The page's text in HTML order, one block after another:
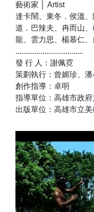
藝術家 │ Artist
達卡鬧、東冬．侯溫
道．巴辣夫、冉而山、
龍、雲力思、楊慕仁
...................................
發 行 人：謝佩霓
策劃執行：曾媚珍、
創作指導：卓明
指導單位：高雄市政府
出版單位：高雄市立